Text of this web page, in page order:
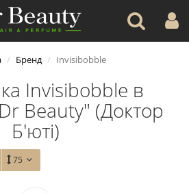
Бренд Invisibobble
Invisibobble в
Beauty" (Доктор
Б'юті)
75